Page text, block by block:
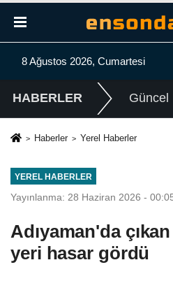
8 Ağustos 2026, Cumartesi
HABERLER Güncel
Haberler Yerel Haberler
YEREL HABERLER
Yayınlanma: 28 Haziran 2026 -
Adıyaman'da
yeri hasar gördü